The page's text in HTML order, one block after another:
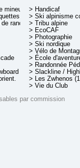
rando.
> Handicaf
> Ski alpinisme
> Tribu alpine
> EcoCAF
> Photographie
> Ski nordique
> Vélo de
> École
> Randonnée
> Slackline /
> Les Zwhenos
> Vie du Club
par commission